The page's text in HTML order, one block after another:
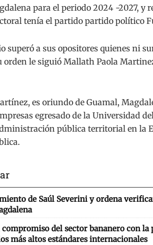
para el periodo 2024 -2027, y
tenía el partido partido político
superó a sus opositores quienes ni
orden le siguió Mallath Paola
es oriundo de Guamal,
egresado de la Universidad
pública territorial en la
de Saúl Severini y ordena
compromiso del sector bananero con
más altos estándares internacionales